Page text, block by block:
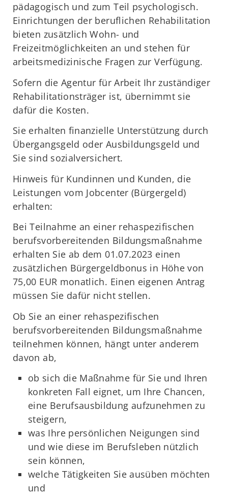
pädagogisch und zum Teil psychologisch.
Einrichtungen der beruflichen Rehabilitation
bieten zusätzlich Wohn- und
Freizeitmöglichkeiten an und stehen für
arbeitsmedizinische Fragen zur Verfügung.
Sofern die Agentur für Arbeit Ihr zuständiger
Rehabilitationsträger ist, übernimmt sie
dafür die Kosten.
Sie erhalten finanzielle Unterstützung durch
Übergangsgeld oder Ausbildungsgeld und
Sie sind sozialversichert.
Hinweis für Kundinnen und Kunden, die
Leistungen vom Jobcenter (Bürgergeld)
erhalten:
Bei Teilnahme an einer rehaspezifischen
berufsvorbereitenden Bildungsmaßnahme
erhalten Sie ab dem 01.07.2023 einen
zusätzlichen Bürgergeldbonus in Höhe von
75,00 EUR monatlich. Einen eigenen Antrag
müssen Sie dafür nicht stellen.
Ob Sie an einer rehaspezifischen
berufsvorbereitenden Bildungsmaßnahme
teilnehmen können, hängt unter anderem
davon ab,
ob sich die Maßnahme für Sie und Ihren
konkreten Fall eignet, um Ihre Chancen,
eine Berufsausbildung aufzunehmen zu
steigern,
was Ihre persönlichen Neigungen sind
und wie diese im Berufsleben nützlich
sein können,
welche Tätigkeiten Sie ausüben möchten
und